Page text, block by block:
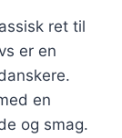
ret til
er en
en
og smag.